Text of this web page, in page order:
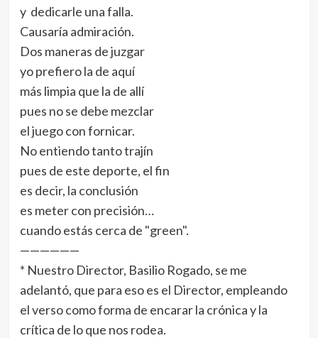
y dedicarle una falla.
Causaría admiración.
Dos maneras de juzgar
yo prefiero la de aquí
más limpia que la de allí
pues no se debe mezclar
el juego con fornicar.
No entiendo tanto trajín
pues de este deporte, el fin
es decir, la conclusión
es meter con precisión…
cuando estás cerca de "green".
——————
* Nuestro Director, Basilio Rogado, se me
adelantó, que para eso es el Director, empleando
el verso como forma de encarar la crónica y la
crítica de lo que nos rodea.